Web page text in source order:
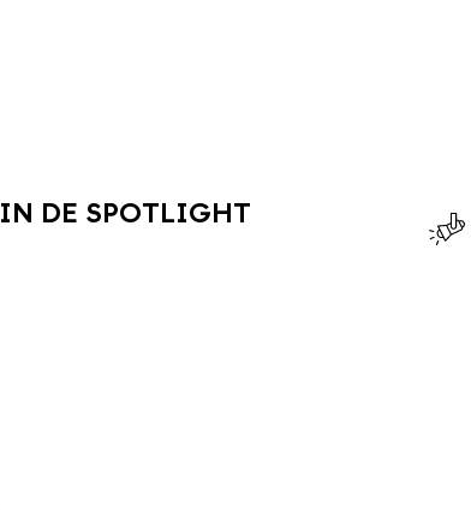
IN DE SPOTLIGHT